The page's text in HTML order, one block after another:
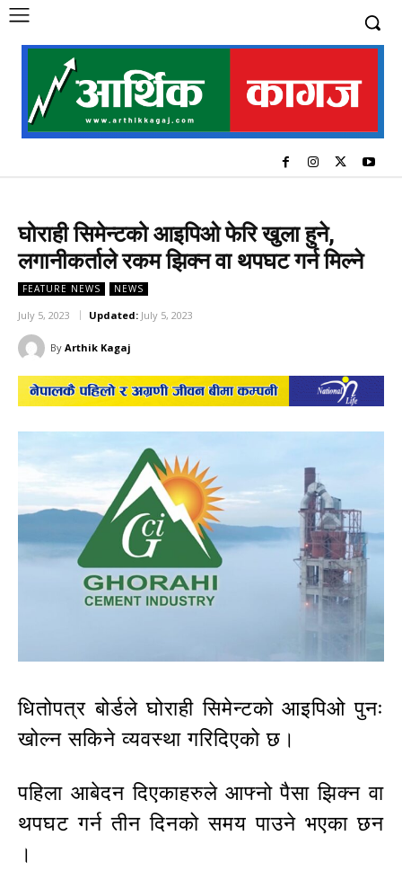
घोराही सिमेन्टको आइपिओ फेरि खुला हुने,
लगानीकर्ताले रकम झिक्न वा थपघट गर्न मिल्ने
FEATURE NEWS NEWS
July 5, 2023 Updated: July 5, 2023
By Arthik Kagaj
धितोपत्र बोर्डले घोराही सिमेन्टको आइपिओ पुनः
खोल्न सकिने व्यवस्था गरिदिएको छ।
पहिला आबेदन दिएकाहरुले आफ्नो पैसा झिक्न वा
थपघट गर्न तीन दिनको समय पाउने भएका छन
।